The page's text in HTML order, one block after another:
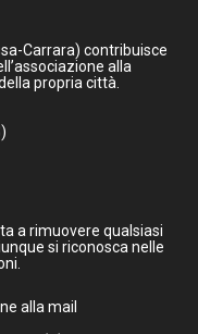
Carrara) contribuisce
alla
propria città.
a rimuovere qualsiasi
si riconosca nelle
alla mail